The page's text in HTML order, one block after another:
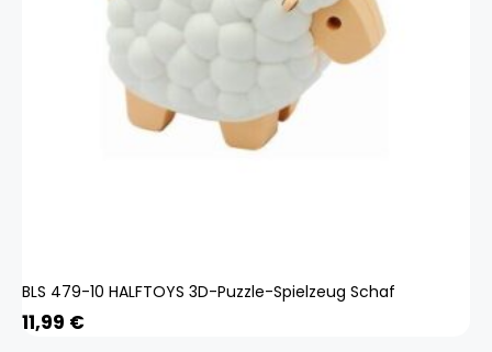
BLS 479-10 HALFTOYS 3D-Puzzle-Spielzeug Schaf
11,99 €